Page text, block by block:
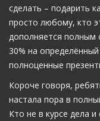
сделать – подарить
просто любому, кто
дополняется полным
30% на
полноценные
Короче говоря,
настала пора в
Кто не в курсе дела